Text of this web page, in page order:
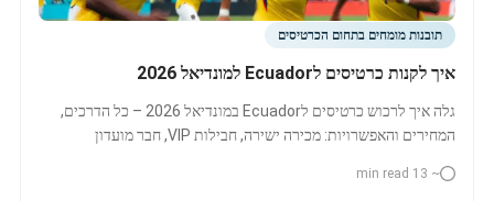
תובנות מומחים בתחום הכרטיסים
איך לקנות כרטיסים לEcuador למונדיאל 2026
גלה איך לרכוש כרטיסים לEcuador במונדיאל 2026 – כל הדרכים,
המחירים והאפשרויות: מכירה ישירה, חבילות VIP, חבר מועדון
~ 13 min read